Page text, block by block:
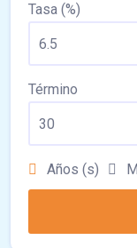
Tasa (%)
Término
Años (s)